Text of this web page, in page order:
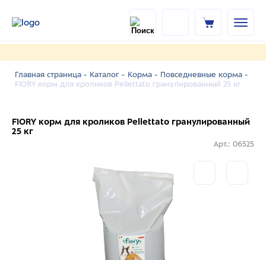
Главная страница - Каталог - Корма - Повседневные корма -
FIORY корм для кроликов Pellettato гранулированный 25 кг
FIORY корм для кроликов Pellettato гранулированный
25 кг
Арт.: 06525